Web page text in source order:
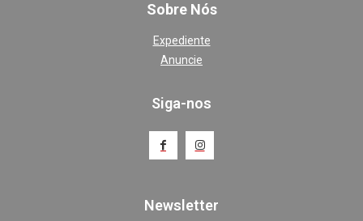
Sobre Nós
Expediente
Anuncie
Siga-nos
Newsletter